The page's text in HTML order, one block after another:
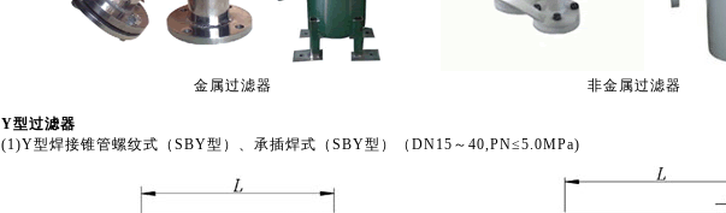
金属过滤器 非金属过滤器
Y型过滤器
(1)Y型焊接锥管螺纹式（SBY型）、承插焊式（SBY型）（DN15～40,PN≤5.0MPa)